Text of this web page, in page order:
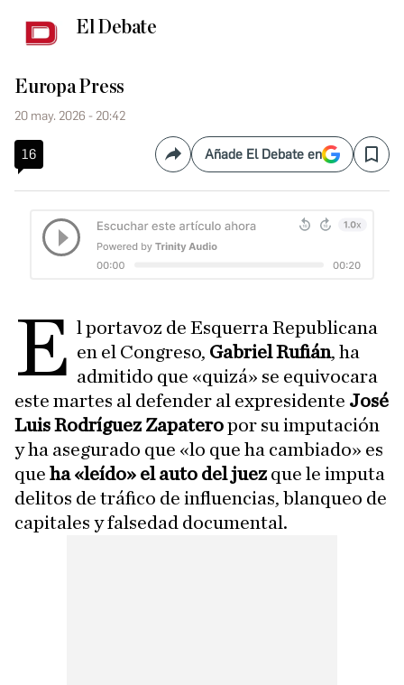
El Debate
Europa Press
20 may. 2026 - 20:42
16 CompartirAñade El Debate en Save
E l portavoz de Esquerra Republicana
en el Congreso, Gabriel Rufián, ha
admitido que «quizá» se equivocara
este martes al defender al expresidente José
Luis Rodríguez Zapateropor su imputación
y ha asegurado que «lo que ha cambiado» es
que ha «leído» el auto del juezque le imputa
delitos de tráfico de influencias, blanqueo de
capitales y falsedad documental.